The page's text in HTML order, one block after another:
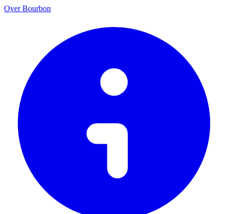
Over Bourbon